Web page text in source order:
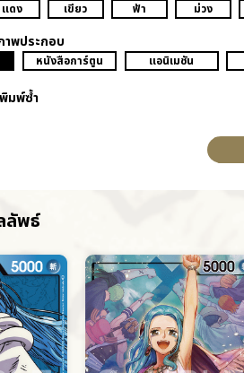
แดง เขียว ฟ้า ม่วง
าพประกอบ
หนังสือการ์ตูน แอนิเมชัน
มพ์ซ้ำ
ลัพธ์